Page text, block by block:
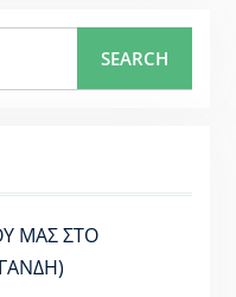
SEARCH
ΜΑΣ ΣΤΟ